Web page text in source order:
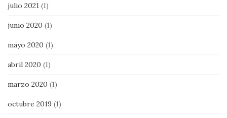
julio 2021 (1)
junio 2020 (1)
mayo 2020 (1)
abril 2020 (1)
marzo 2020 (1)
octubre 2019 (1)